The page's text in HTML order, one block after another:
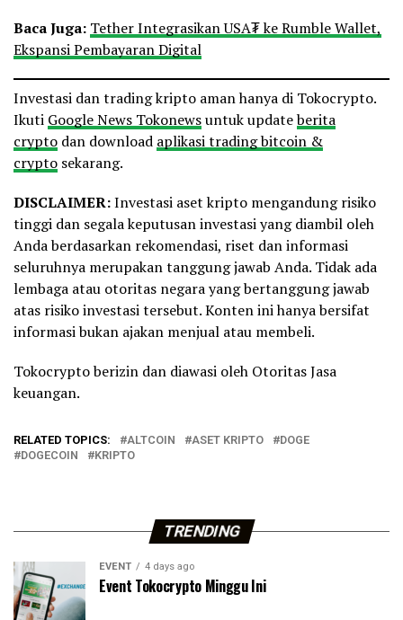
Baca Juga: Tether Integrasikan USA₮ ke Rumble Wallet,
Ekspansi Pembayaran Digital
Investasi dan trading kripto aman hanya di Tokocrypto.
Ikuti Google News Tokonewsuntuk updateberita
crypto dan download aplikasi trading bitcoin &
crypto sekarang.
DISCLAIMER:Investasi aset kripto mengandung risiko
tinggi dan segala keputusan investasi yang diambil oleh
Anda berdasarkan rekomendasi, riset dan informasi
seluruhnya merupakan tanggung jawab Anda. Tidak ada
lembaga atau otoritas negara yang bertanggung jawab
atas risiko investasi tersebut. Konten ini hanya bersifat
informasi bukan ajakan menjual atau membeli.
Tokocrypto berizin dan diawasi oleh Otoritas Jasa
keuangan.
RELATED TOPICS: ALTCOIN ASET KRIPTO
DOGE
DOGECOIN
KRIPTO
TRENDING
EVENT 4 days ago
Event Tokocrypto Minggu Ini